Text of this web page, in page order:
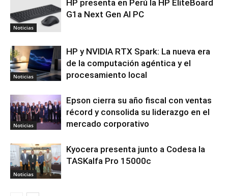
Noticias
HP presenta en Perú la HP EliteBoard
G1a Next Gen AI PC
Noticias
HP y NVIDIA RTX Spark: La nueva era
de la computación agéntica y el
procesamiento local
Noticias
Epson cierra su año fiscal con ventas
récord y consolida su liderazgo en el
mercado corporativo
Noticias
Kyocera presenta junto a Codesa la
TASKalfa Pro 15000c